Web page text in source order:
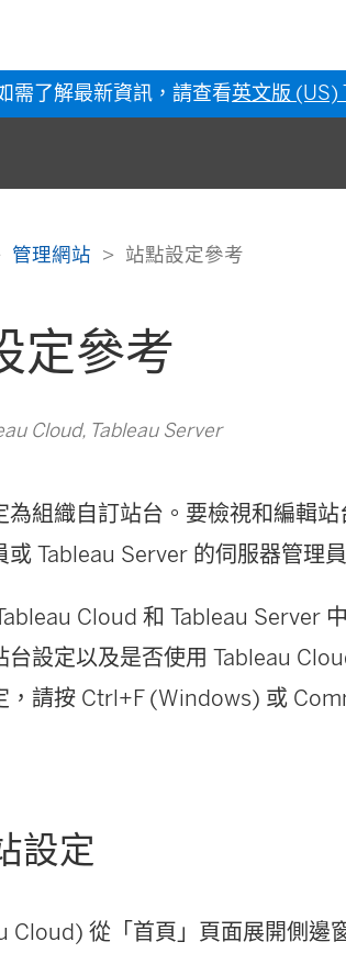
需了解最新資訊，請查看英文版 (US)
管理網站 站點設定參考
定參考
Cloud, Tableau Server
為組織自訂站台。要檢視和編輯
或 Tableau Server 的伺服器管理員
Cloud 和 Tableau Server
台設定以及是否使用 Tableau
，請按 Ctrl+F (Windows) 或
設定
Cloud) 從「首頁」頁面展開側邊